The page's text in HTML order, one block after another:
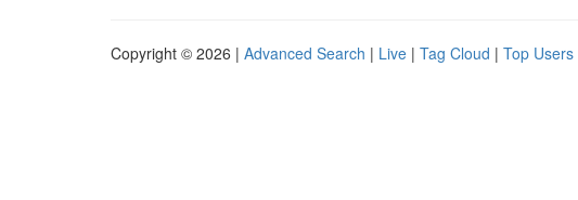
Copyright © 2026 | Advanced Search | Live | Tag Cloud | Top Users